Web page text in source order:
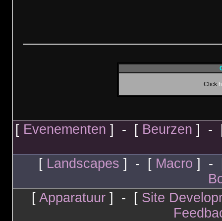
Click
[ Evenementen ] - [ Beurzen ] -
[ Landscapes ] - [ Macro ] -
[ Apparatuur ] - [ Site